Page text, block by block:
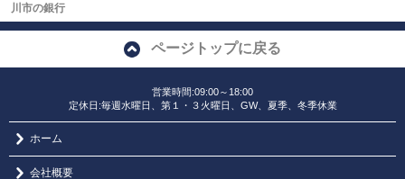
川市の銀行
ページトップに戻る
営業時間:09:00～18:00
定休日:毎週水曜日、第１・３火曜日、GW、夏季、冬季休業
ホーム
会社概要